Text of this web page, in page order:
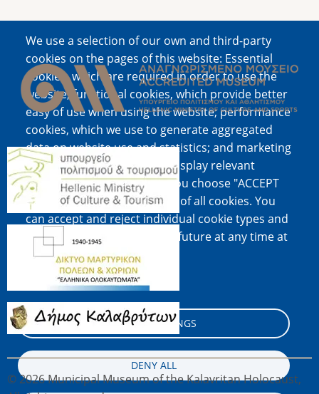
We use a selection of our own and third-party
cookies on the pages of this website: Essential
cookies, which are required in order to use the
website; functional cookies, which provide better
easy of use when using the website; performance
cookies, which we use to generate aggregated
data on website use and statistics; and marketing
cookies, which are used to display relevant
content and advertising. If you choose "ACCEPT
ALL", you consent to the use of all cookies. You
can accept and reject individual cookie types and
revoke your consent for the future at any time at
"Settings".
Cookie documentation
COOKIE SETTINGS
DENY ALL
Image
Image
Image
Image
© 2026 Municipal Museum of the Kalavritan Holocaust,